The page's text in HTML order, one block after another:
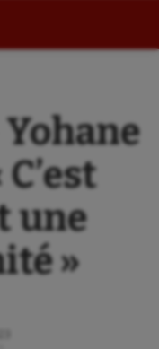
Yohane
une
»